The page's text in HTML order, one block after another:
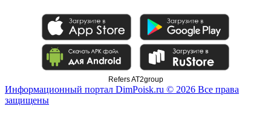
Refers AT2group
Информационный портал DimPoisk.ru © 2026 Все права
защищены